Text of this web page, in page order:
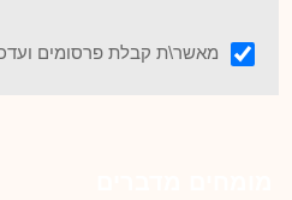
מאשר\ת קבלת פרסומים